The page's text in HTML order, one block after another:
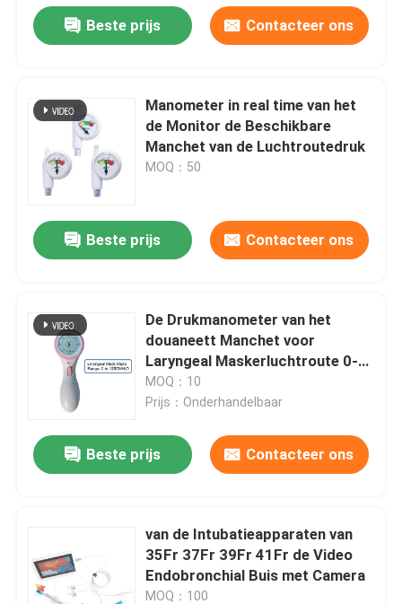
Beste prijs Contacteer ons
Manometer in real time van het
de Monitor de Beschikbare
Manchet van de Luchtroutedruk
MOQ：50
Beste prijs Contacteer ons
De Drukmanometer van het
douaneett Manchet voor
Laryngeal Maskerluchtroute 0-
120cmH2O
MOQ：10
Prijs：Onderhandelbaar
Beste prijs Contacteer ons
van de Intubatieapparaten van
35Fr 37Fr 39Fr 41Fr de Video
Endobronchial Buis met Camera
MOQ：100